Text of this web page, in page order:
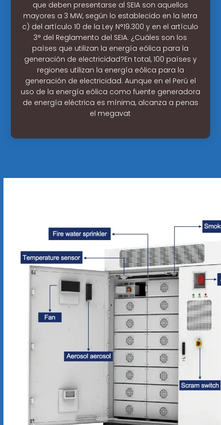
que deben presentarse al SEIA son aquellos
mayores a 3 MW, según lo establecido en la letra
c) del artículo 10 de la Ley N°19.300 y en el artículo
3° del Reglamento del SEIA. ¿Cuáles son los
países que utilizan la energía eólica para la
generación de electricidad?En total, 100 países y
regiones utilizan la energía eólica para la
generación de electricidad. Aunque en el Perú el
uso de la energía eólica como fuente generadora
de energía eléctrica es mínima, alcanza a penas
el megavat